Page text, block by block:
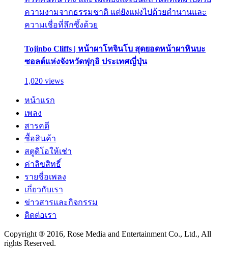
ความงามจากธรรมชาติ แต่ยังแฝงไปด้วยตำนานและ
ความเชื่อที่ลึกซึ้งด้วย
Tojinbo Cliffs | หน้าผาโทจินโบ สุดยอดหน้าผาหินบะ
ซอลต์แห่งจังหวัดฟุกุอิ ประเทศญี่ปุ่น
1,020 views
หน้าแรก
เพลง
สารคดี
ซื้อสินค้า
สตูดิโอให้เช่า
ค่าลิขสิทธิ์
รายชื่อเพลง
เกี่ยวกับเรา
ข่าวสารและกิจกรรม
ติดต่อเรา
Copyright ® 2016, Rose Media and Entertainment Co., Ltd., All
rights Reserved.